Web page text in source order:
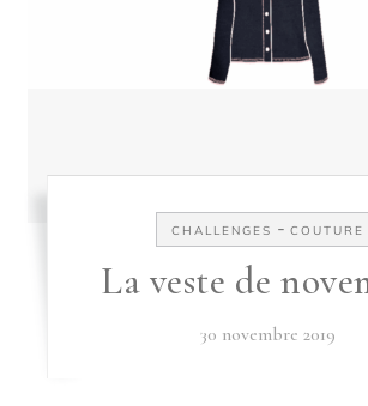
CHALLENGES -COUTURE
La veste de
30 novembre 2019